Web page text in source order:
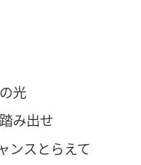
光
み出せ
ンスとらえて